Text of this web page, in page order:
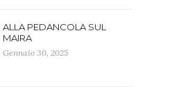
ALLA PEDANCOLA SUL
MAIRA
Gennaio 30, 2025